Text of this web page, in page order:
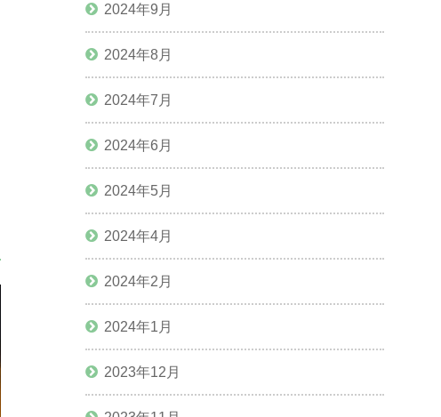
2024年9月
2024年8月
2024年7月
2024年6月
2024年5月
2024年4月
2024年2月
2024年1月
2023年12月